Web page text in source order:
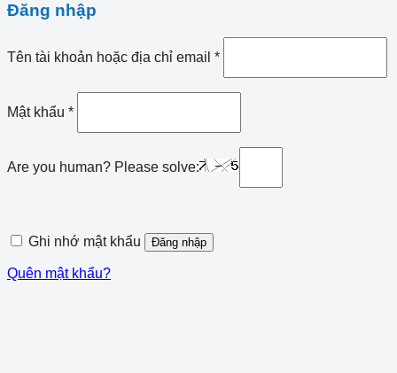
Đăng nhập
Tên tài khoản hoặc địa chỉ email *
Mật khẩu *
Are you human? Please solve:
Ghi nhớ mật khẩu Đăng nhập
Quên mật khẩu?